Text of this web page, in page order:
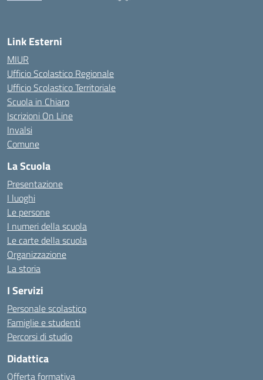
Link Esterni
MIUR
Ufficio Scolastico Regionale
Ufficio Scolastico Territoriale
Scuola in Chiaro
Iscrizioni On Line
Invalsi
Comune
La Scuola
Presentazione
I luoghi
Le persone
I numeri della scuola
Le carte della scuola
Organizzazione
La storia
I Servizi
Personale scolastico
Famiglie e studenti
Percorsi di studio
Didattica
Offerta formativa